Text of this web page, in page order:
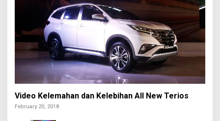
Video Kelemahan dan Kelebihan All New Terios
February 20, 2018